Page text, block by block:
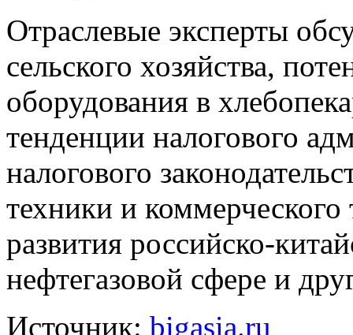
Отраслевые эксперты
сельского хозяйства,
оборудования в
тенденции налогового
налогового
техники и
развития российско-
нефтегазовой сфере и
Источник: bigasia.ru